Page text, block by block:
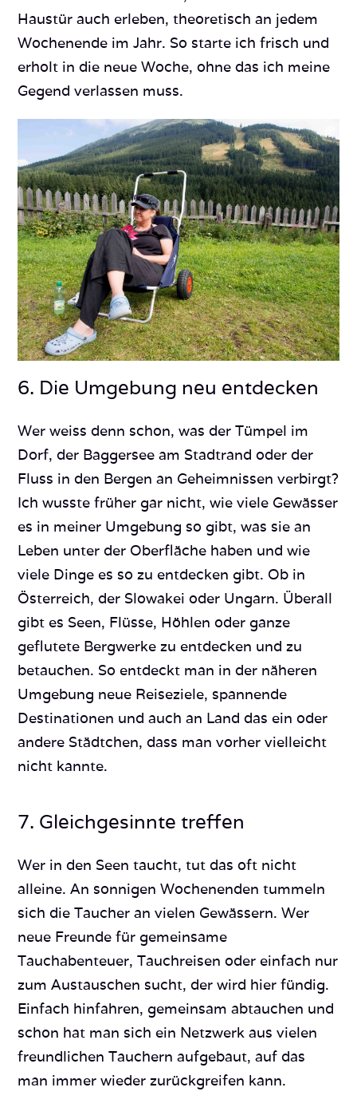
Haustür auch erleben, theoretisch an jedem
Wochenende im Jahr. So starte ich frisch und
erholt in die neue Woche, ohne das ich meine
Gegend verlassen muss.
6. Die Umgebung neu entdecken
Wer weiss denn schon, was der Tümpel im
Dorf, der Baggersee am Stadtrand oder der
Fluss in den Bergen an Geheimnissen verbirgt?
Ich wusste früher gar nicht, wie viele Gewässer
es in meiner Umgebung so gibt, was sie an
Leben unter der Oberfläche haben und wie
viele Dinge es so zu entdecken gibt. Ob in
Österreich, der Slowakei oder Ungarn. Überall
gibt es Seen, Flüsse, Höhlen oder ganze
geflutete Bergwerke zu entdecken und zu
betauchen. So entdeckt man in der näheren
Umgebung neue Reiseziele, spannende
Destinationen und auch an Land das ein oder
andere Städtchen, dass man vorher vielleicht
nicht kannte.
7. Gleichgesinnte treffen
Wer in den Seen taucht, tut das oft nicht
alleine. An sonnigen Wochenenden tummeln
sich die Taucher an vielen Gewässern. Wer
neue Freunde für gemeinsame
Tauchabenteuer, Tauchreisen oder einfach nur
zum Austauschen sucht, der wird hier fündig.
Einfach hinfahren, gemeinsam abtauchen und
schon hat man sich ein Netzwerk aus vielen
freundlichen Tauchern aufgebaut, auf das
man immer wieder zurückgreifen kann.